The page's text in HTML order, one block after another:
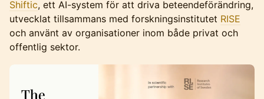
Shiftic, ett AI-system för att driva beteendeförändring,
utvecklat tillsammans med forskningsinstitutet RISE
och använt av organisationer inom både privat och
offentlig sektor.